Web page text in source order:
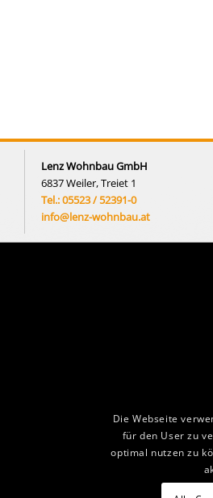
Lenz Wohnbau GmbH
6837 Weiler, Treiet 1
Tel.: 05523 / 52391-0
info@lenz-wohnbau.at
Die Webseite
für den User zu
optimal nutzen zu